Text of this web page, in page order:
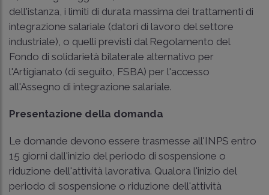
dell'istanza, i limiti di durata massima dei trattamenti di
integrazione salariale (datori di lavoro del settore
industriale), o quelli previsti dal Regolamento del
Fondo di solidarietà bilaterale alternativo per
l'Artigianato (di seguito, FSBA) per l'accesso
all'Assegno di integrazione salariale.
Presentazione della domanda
Le domande devono essere trasmesse all'INPS entro
15 giorni dall'inizio del periodo di sospensione o
riduzione dell'attività lavorativa. Qualora l'inizio del
periodo di sospensione o riduzione dell'attività